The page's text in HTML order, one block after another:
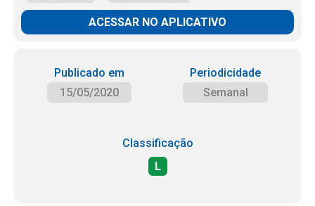
ACESSAR NO APLICATIVO
Publicado em
15/05/2020
Periodicidade
Semanal
Classificação
L